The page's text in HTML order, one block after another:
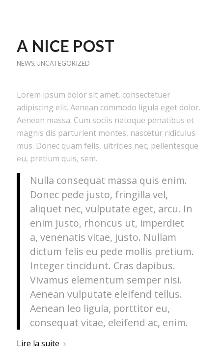
A NICE POST
NEWS, UNCATEGORIZED
Lorem ipsum dolor sit amet, consectetuer
adipiscing elit. Aenean commodo ligula eget dolor.
Aenean massa. Cum sociis natoque penatibus et
magnis dis parturient montes, nascetur ridiculus
mus. Donec quam felis, ultricies nec, pellentesque
eu, pretium quis, sem.
Nulla consequat massa quis enim.
Donec pede justo, fringilla vel,
aliquet nec, vulputate eget, arcu. In
enim justo, rhoncus ut, imperdiet
a, venenatis vitae, justo. Nullam
dictum felis eu pede mollis pretium.
Integer tincidunt. Cras dapibus.
Vivamus elementum semper nisi.
Aenean vulputate eleifend tellus.
Aenean leo ligula, porttitor eu,
consequat vitae, eleifend ac, enim.
Lire la suite